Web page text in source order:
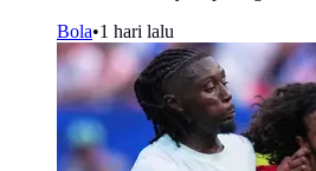
Bola•1 hari lalu